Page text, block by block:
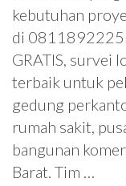
kebutuhan
di
GRATIS, survei
terbaik untuk
gedung
rumah sakit,
bangunan
Barat. Tim …